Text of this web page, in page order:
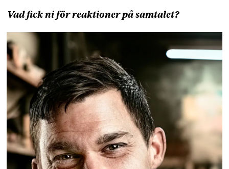
Vad fick ni för reaktioner på samtalet?